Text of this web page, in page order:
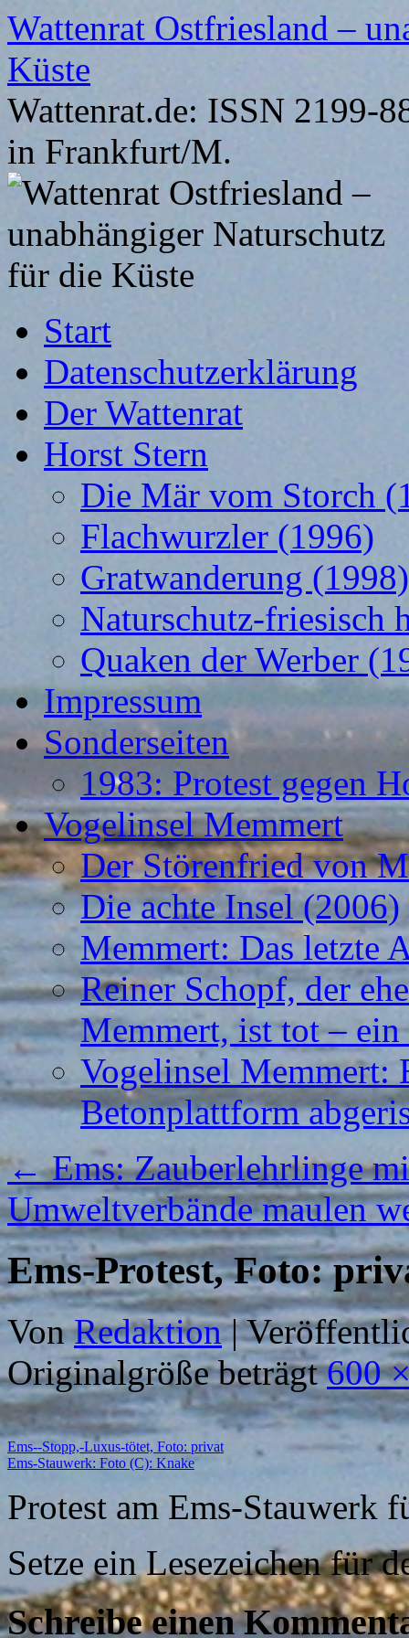
Zum
Inhalt
springen
Wattenrat Ostfriesland –
Küste
Wattenrat.de: ISSN 2199-
in Frankfurt/M.
Start
Datenschutzerklärung
Der Wattenrat
Horst Stern
Die Mär vom Storch
Flachwurzler (1996)
Gratwanderung (1998)
Naturschutz-friesisch
Quaken der Werber
Impressum
Sonderseiten
1983: Protest gegen
Vogelinsel Memmert
Der Störenfried von
Die achte Insel (2006)
Memmert: Das letzte
Reiner Schopf, der
Memmert, ist tot –
Vogelinsel Memmert:
Betonplattform
←Ems: Zauberlehrlinge
Umweltverbände maulen
Ems-Protest, Foto:
Von Redaktion |
Originalgröße beträgt600
Ems--Stopp,-Luxus-tötet, Foto: privat
Ems-Stauwerk: Foto (C): Knake
Protest am Ems-Stauwerk
Setze ein Lesezeichen für
Schreibe einen